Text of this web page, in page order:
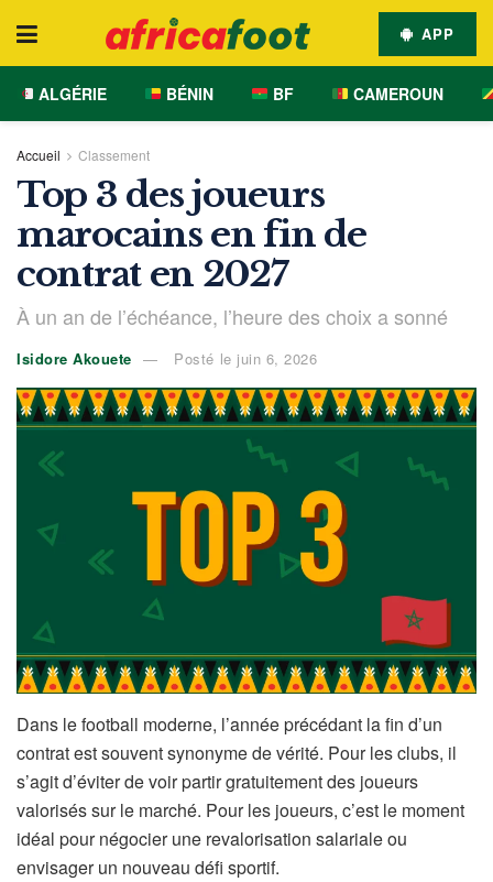
APP
ALGÉRIE BÉNIN BF CAMEROUN
Accueil Classement
Top 3 des joueurs
marocains en fin de
contrat en 2027
À un an de l’échéance, l’heure des choix a sonné
Isidore Akouete Posté le juin 6, 2026
Dans le football moderne, l’année précédant la fin d’un
contrat est souvent synonyme de vérité. Pour les clubs, il
s’agit d’éviter de voir partir gratuitement des joueurs
valorisés sur le marché. Pour les joueurs, c’est le moment
idéal pour négocier une revalorisation salariale ou
envisager un nouveau défi sportif.